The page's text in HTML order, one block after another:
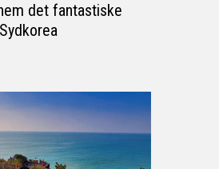
det fantastiske